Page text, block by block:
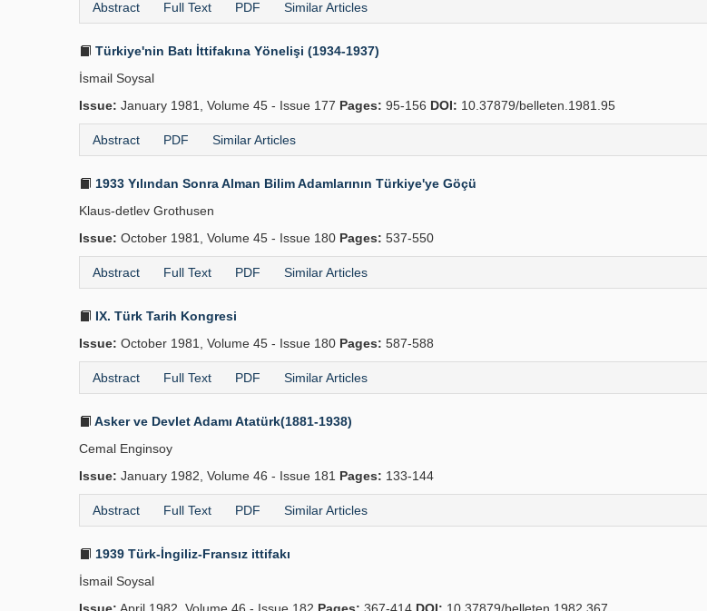
Abstract Full Text PDF Similar Articles
Türkiye'nin Batı İttifakına Yönelişi (1934-1937)
İsmail Soysal
Issue: January 1981, Volume 45 - Issue 177 Pages: 95-156 DOI: 10.37879/belleten.1981.95
Abstract PDF Similar Articles
1933 Yılından Sonra Alman Bilim Adamlarının Türkiye'ye Göçü
Klaus-detlev Grothusen
Issue: October 1981, Volume 45 - Issue 180 Pages: 537-550
Abstract Full Text PDF Similar Articles
IX. Türk Tarih Kongresi
Issue: October 1981, Volume 45 - Issue 180 Pages: 587-588
Abstract Full Text PDF Similar Articles
Asker ve Devlet Adamı Atatürk(1881-1938)
Cemal Enginsoy
Issue: January 1982, Volume 46 - Issue 181 Pages: 133-144
Abstract Full Text PDF Similar Articles
1939 Türk-İngiliz-Fransız ittifakı
İsmail Soysal